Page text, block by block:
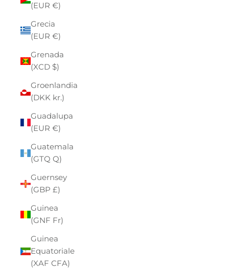
(EUR €)
Grecia
(EUR €)
Grenada
(XCD $)
Groenlandia
(DKK kr.)
Guadalupa
(EUR €)
Guatemala
(GTQ Q)
Guernsey
(GBP £)
Guinea
(GNF Fr)
Guinea
Equatoriale
(XAF CFA)